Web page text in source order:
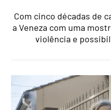
Com cinco décadas de
a Veneza com uma
violência e